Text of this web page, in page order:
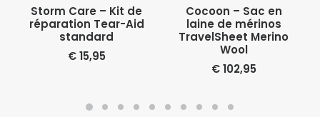
AJOUTER AU PANIER
Storm Care – Kit de
réparation Tear-Aid
standard
€15,95
LIRE LA SUITE
Cocoon – Sac en
laine de mérinos
TravelSheet Merino
Wool
€102,95